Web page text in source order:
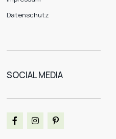
Datenschutz
SOCIAL MEDIA